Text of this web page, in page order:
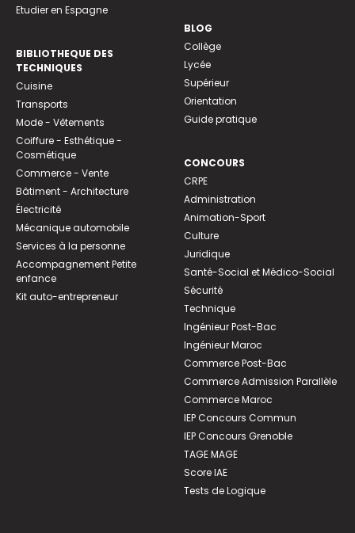
Etudier en Espagne
BIBLIOTHEQUE DES
TECHNIQUES
Cuisine
Transports
Mode - Vêtements
Coiffure - Esthétique -
Cosmétique
Commerce - Vente
Bâtiment - Architecture
Électricité
Mécanique automobile
Services à la personne
Accompagnement Petite
enfance
Kit auto-entrepreneur
BLOG
Collège
Lycée
Supérieur
Orientation
Guide pratique
CONCOURS
CRPE
Administration
Animation-Sport
Culture
Juridique
Santé-Social et Médico-Social
Sécurité
Technique
Ingénieur Post-Bac
Ingénieur Maroc
Commerce Post-Bac
Commerce Admission Parallèle
Commerce Maroc
IEP Concours Commun
IEP Concours Grenoble
TAGE MAGE
Score IAE
Tests de Logique